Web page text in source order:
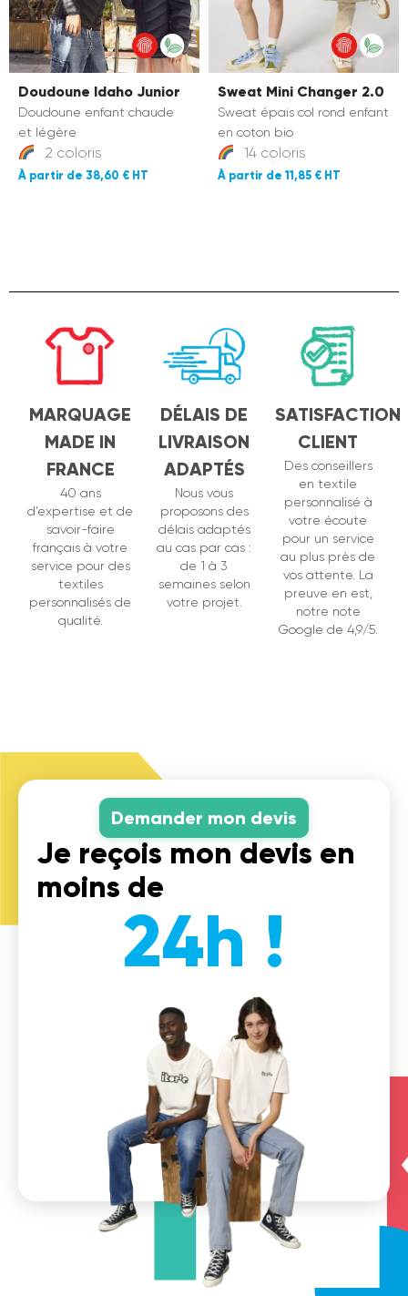
Doudoune Idaho Junior
Doudoune enfant chaude
et légère
2 coloris
38,60 €
Sweat Mini Changer 2.0
Sweat épais col rond enfant
en coton bio
14 coloris
11,85 €
MARQUAGE
MADE IN
FRANCE
40 ans
d’expertise et de
savoir-faire
français à votre
service pour des
textiles
personnalisés de
qualité.
DÉLAIS DE
LIVRAISON
ADAPTÉS
Nous vous
proposons des
délais adaptés
au cas par cas :
de 1 à 3
semaines selon
votre projet.
SATISFACTION
CLIENT
Des conseillers
en textile
personnalisé à
votre écoute
pour un service
au plus près de
vos attente. La
preuve en est,
notre note
Google de 4,9/5.
Demander mon devis
24h !
Je reçois mon devis en
moins de